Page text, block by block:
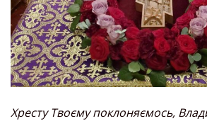
Хресту Твоєму поклоняємось,